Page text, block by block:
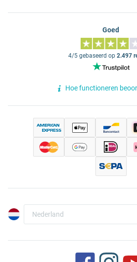
Goed
4/5 gebaseerd op 2.497
Hoe functioneren